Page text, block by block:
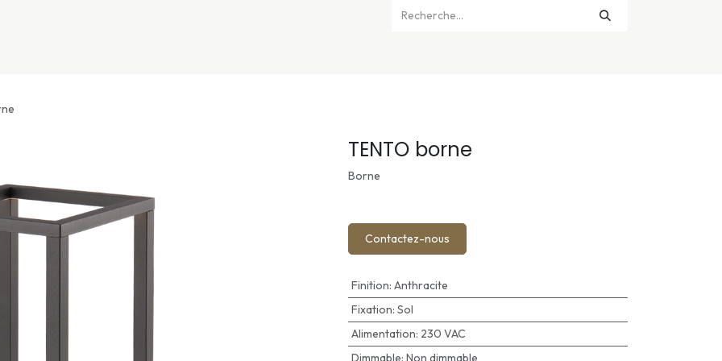
TENTO borne
Borne
Contactez-nous
Finition:Anthracite
Fixation:Sol
Alimentation: 230 VAC
Dimmable:Non dimmable